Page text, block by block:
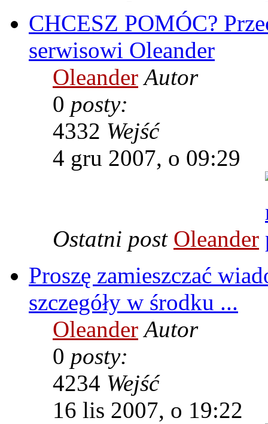
CHCESZ POMÓC?
serwisowi Oleander
Oleander Autor
0 posty:
4332 Wejść
4 gru 2007, o 09:29
Ostatni post Oleander
Proszę zamieszczać
szczegóły w środku ...
Oleander Autor
0 posty:
4234 Wejść
16 lis 2007, o 19:22